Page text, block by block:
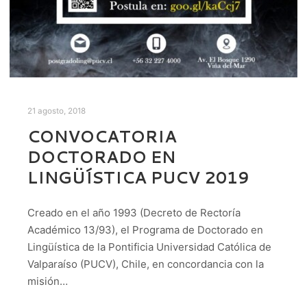
21 agosto, 2018
CONVOCATORIA
DOCTORADO EN
LINGÜÍSTICA PUCV 2019
Creado en el año 1993 (Decreto de Rectoría
Académico 13/93), el Programa de Doctorado en
Lingüística de la Pontificia Universidad Católica de
Valparaíso (PUCV), Chile, en concordancia con la
misión…